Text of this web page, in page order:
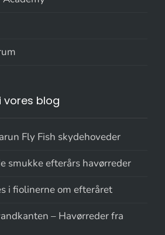
blog
Fly Fish skydehoveder
smukke efterårs havørreder
i fiolinerne om efteråret
– Havørreder fra